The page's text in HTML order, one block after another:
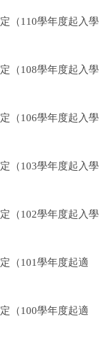
（110學年度起入學
（108學年度起入學
（106學年度起入學
（103學年度起入學
（102學年度起入學
（101學年度起適
（100學年度起適